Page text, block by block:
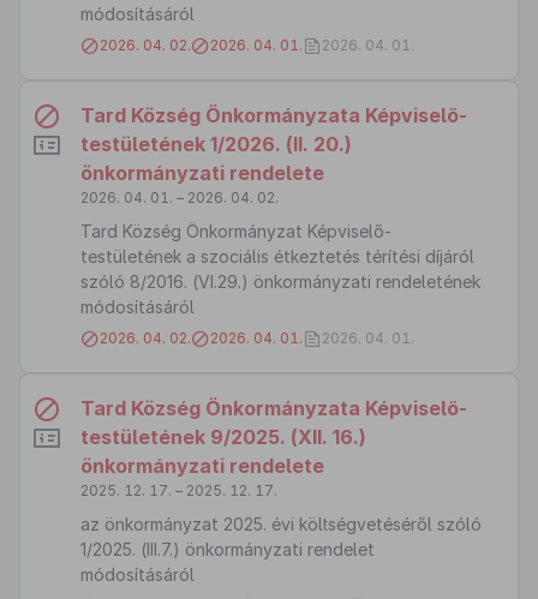
módosításáról
2026. 04. 02. 2026. 04. 01. 2026. 04. 01.
Tard Község Önkormányzata Képviselő-
testületének 1/2026. (II. 20.)
önkormányzati rendelete
2026. 04. 01. – 2026. 04. 02.
Tard Község Önkormányzat Képviselő-
testületének a szociális étkeztetés térítési díjáról
szóló 8/2016. (VI.29.) önkormányzati rendeletének
módosításáról
2026. 04. 02. 2026. 04. 01. 2026. 04. 01.
Tard Község Önkormányzata Képviselő-
testületének 9/2025. (XII. 16.)
önkormányzati rendelete
2025. 12. 17. – 2025. 12. 17.
az önkormányzat 2025. évi költségvetéséről szóló
1/2025. (III.7.) önkormányzati rendelet
módosításáról